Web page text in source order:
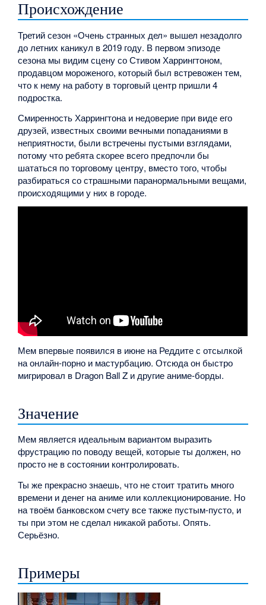
Происхождение
Третий сезон «Очень странных дел» вышел незадолго
до летних каникул в 2019 году. В первом эпизоде
сезона мы видим сцену со Стивом Харрингтоном,
продавцом мороженого, который был встревожен тем,
что к нему на работу в торговый центр пришли 4
подростка.
Смиренность Харрингтона и недоверие при виде его
друзей, известных своими вечными попаданиями в
неприятности, были встречены пустыми взглядами,
потому что ребята скорее всего предпочли бы
шататься по торговому центру, вместо того, чтобы
разбираться со страшными паранормальными вещами,
происходящими у них в городе.
Мем впервые появился в июне на Реддите с отсылкой
на онлайн-порно и мастурбацию. Отсюда он быстро
мигрировал в Dragon Ball Z и другие аниме-борды.
Значение
Мем является идеальным вариантом выразить
фрустрацию по поводу вещей, которые ты должен, но
просто не в состоянии контролировать.
Ты же прекрасно знаешь, что не стоит тратить много
времени и денег на аниме или коллекционирование. Но
на твоём банковском счету все также пустым-пусто, и
ты при этом не сделал никакой работы. Опять.
Серьёзно.
Примеры